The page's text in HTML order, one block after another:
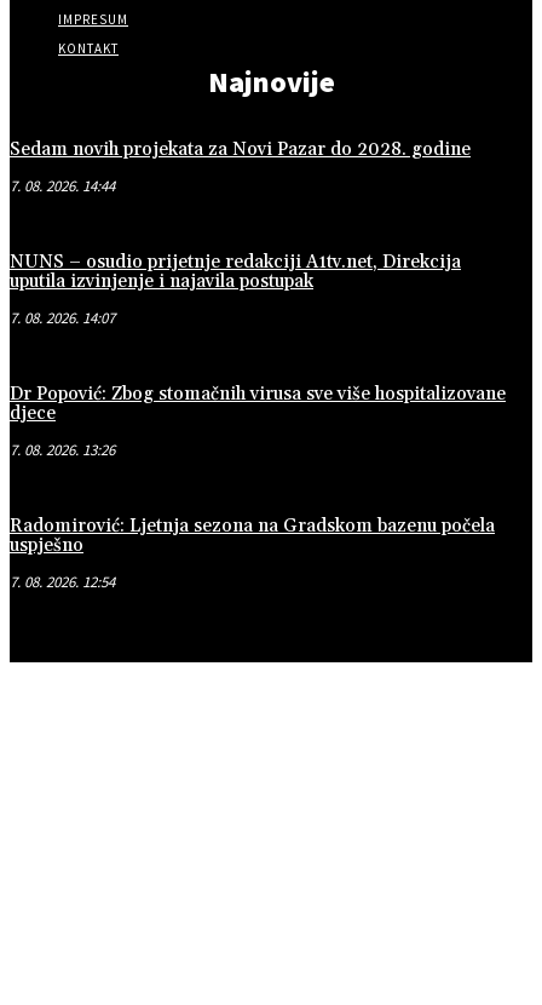
IMPRESUM
KONTAKT
Najnovije
Sedam novih projekata za Novi Pazar do 2028. godine
7. 08. 2026. 14:44
NUNS – osudio prijetnje redakciji A1tv.net, Direkcija
uputila izvinjenje i najavila postupak
7. 08. 2026. 14:07
Dr Popović: Zbog stomačnih virusa sve više hospitalizovane
djece
7. 08. 2026. 13:26
Radomirović: Ljetnja sezona na Gradskom bazenu počela
uspješno
7. 08. 2026. 12:54